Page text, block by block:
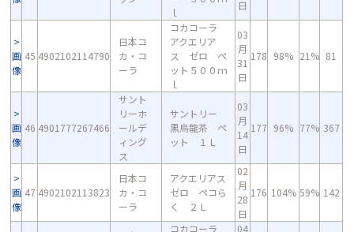
ｌ
日
画
像
45 4902102114790
日本コ
カ・コ
ーラ
コカコーラ
アクエリア
ス ゼロ ペ
ット５００ｍ
ｌ
03
月
31
日
178 98% 21% 81
画
像
46 4901777267466
サント
リーホ
ールデ
ィング
ス
サントリー
黒烏龍茶 ペ
ット １Ｌ
03
月
14
日
177 96% 77% 367
画
像
47 4902102113823
日本コ
カ・コ
ーラ
アクエリアス
ゼロ ペコら
く ２Ｌ
02
月
28
日
176 104% 59% 142
コカコーラ
04